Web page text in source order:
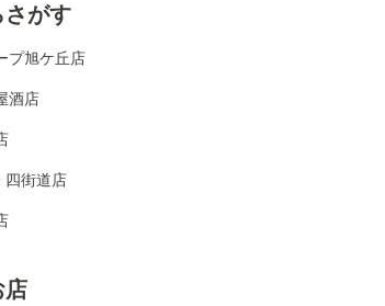
がす
プ旭ケ丘店
酒店
四街道店
店